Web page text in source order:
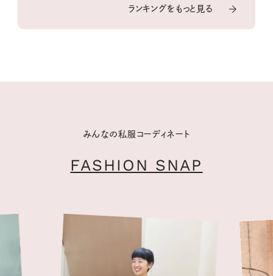
ランキングをもっと見る
みんなの私服コーディネート
FASHION SNAP